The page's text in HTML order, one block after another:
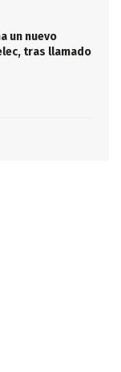
un nuevo
tras llamado